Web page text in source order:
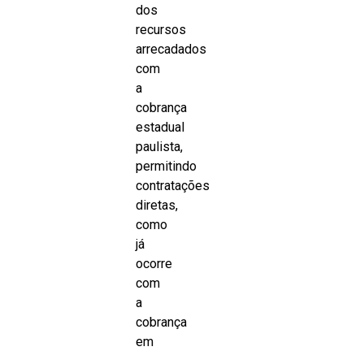
dos
recursos
arrecadados
com
a
cobrança
estadual
paulista,
permitindo
contratações
diretas,
como
já
ocorre
com
a
cobrança
em